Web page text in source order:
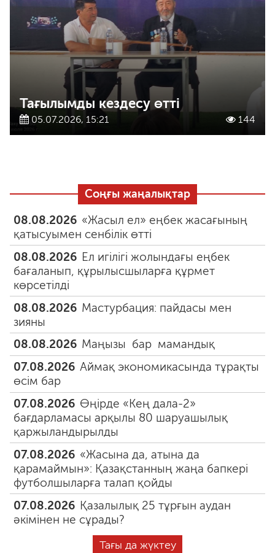
Тағылымды кездесу өтті
05.07.2026, 15:21 144
Соңғы жаңалықтар
08.08.2026 «Жасыл ел» еңбек жасағының
қатысуымен сенбілік өтті
08.08.2026 Ел игілігі жолындағы еңбек
бағаланып, құрылысшыларға құрмет
көрсетілді
08.08.2026 Мастурбация: пайдасы мен
зияны
08.08.2026 Маңызы бар мамандық
07.08.2026 Аймақ экономикасында тұрақты
өсім бар
07.08.2026 Өңірде «Кең дала-2»
бағдарламасы арқылы 80 шаруашылық
қаржыландырылды
07.08.2026 «Жасына да, атына да
қарамаймын»: Қазақстанның жаңа бапкері
футболшыларға талап қойды
07.08.2026 Қазалылық 25 тұрғын аудан
әкімінен не сұрады?
Тағы да жүктеу